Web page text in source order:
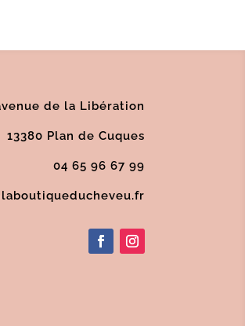
de la Libération
13380 Plan de Cuques
04 65 96 67 99